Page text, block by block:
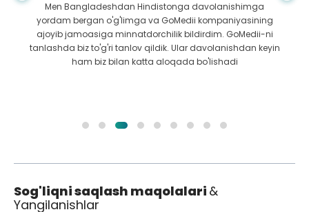
Men Bangladeshdan Hindistonga davolanishimga
yordam bergan o'g'limga va GoMedii kompaniyasining
ajoyib jamoasiga minnatdorchilik bildirdim. GoMedii-ni
tanlashda biz to'g'ri tanlov qildik. Ular davolanishdan keyin
ham biz bilan katta aloqada bo'lishadi
Sog'liqni saqlash maqolalari &
Yangilanishlar